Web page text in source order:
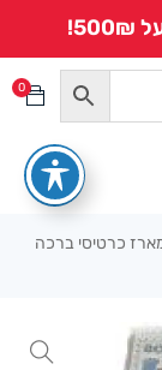
0
כרטיסי ברכה